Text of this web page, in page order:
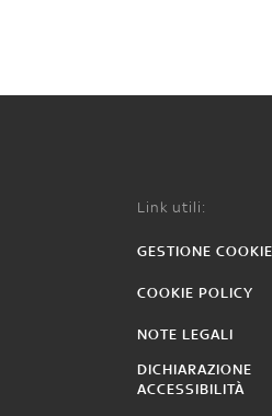
Link utili:
GESTIONE COOKIE
COOKIE POLICY
NOTE LEGALI
DICHIARAZIONE
ACCESSIBILITÀ